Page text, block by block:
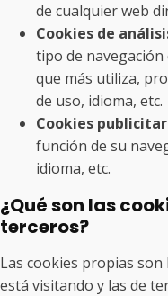
de cualquier web
Cookies de
tipo de navegación
que más utiliza,
de uso, idioma, etc.
Cookies
función de su
idioma, etc.
¿Qué son las
terceros?
Las cookies propias
está visitando y las de